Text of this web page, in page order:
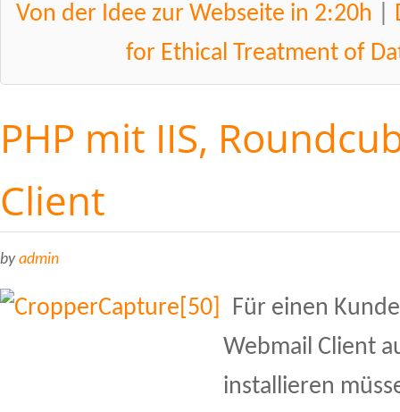
Von der Idee zur Webseite in 2:20h
for Ethical Treatment of
PHP mit IIS,
Client
byadmin
Für einen
Webmail Client
installieren